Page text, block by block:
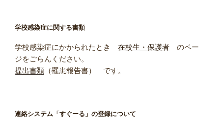
学校感染症に関する書類
学校感染症にかかられたとき 在校生・保護者 のペー
ジをごらんください。
提出書類 （罹患報告書） です。
連絡システム「すぐーる」の登録について